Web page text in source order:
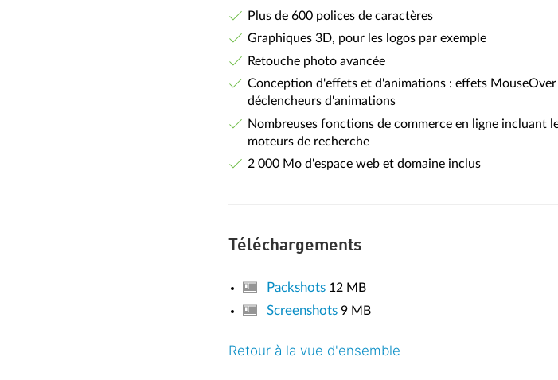
Plus de 600 polices de caractères
Graphiques 3D, pour les logos par exemple
Retouche photo avancée
Conception d'effets et d'animations : effets
déclencheurs d'animations
Nombreuses fonctions de commerce en ligne incluant
moteurs de recherche
2 000 Mo d'espace web et domaine inclus
Téléchargements
Packshots 12 MB
Screenshots 9 MB
Retour à la vue d'ensemble